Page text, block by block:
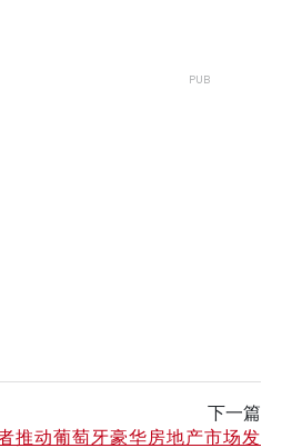
下一篇
推动葡萄牙豪华房地产市场发